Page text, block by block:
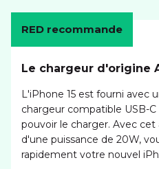
RED recommande
Le chargeur d'origine
L'iPhone 15 est fourni avec
chargeur compatible USB-
pouvoir le charger. Avec
d'une puissance de 20W,
rapidement votre nouvel